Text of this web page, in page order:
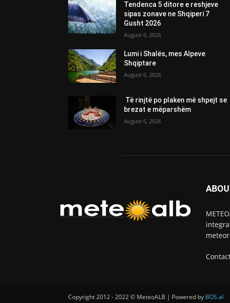
Tendenca 5 ditore e reshjeve
sipas zonave ne Shqiperi 7
Gusht 2026
August 6, 2026
Lumi i Shalës, mes Alpeve
Shqiptare
August 6, 2026
Të rinjtë po plaken më shpejt se
brezat e mëparshëm
August 6, 2026
Copyright 2012 - 2022 © MeteoALB | Powered by BOS.al